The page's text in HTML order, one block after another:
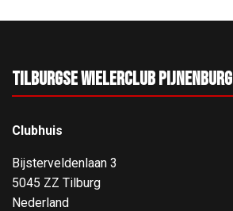
Tilburgse Wielerclub Pijnenburg
Clubhuis
Bijsterveldenlaan 3
5045 ZZ Tilburg
Nederland